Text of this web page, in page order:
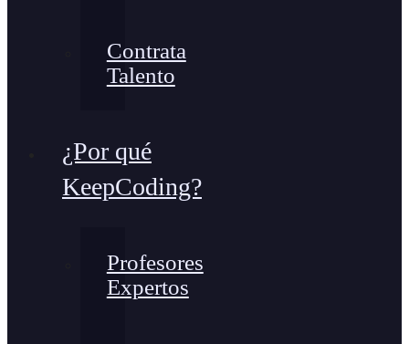
Contrata
Talento
¿Por qué
KeepCoding?
Profesores
Expertos